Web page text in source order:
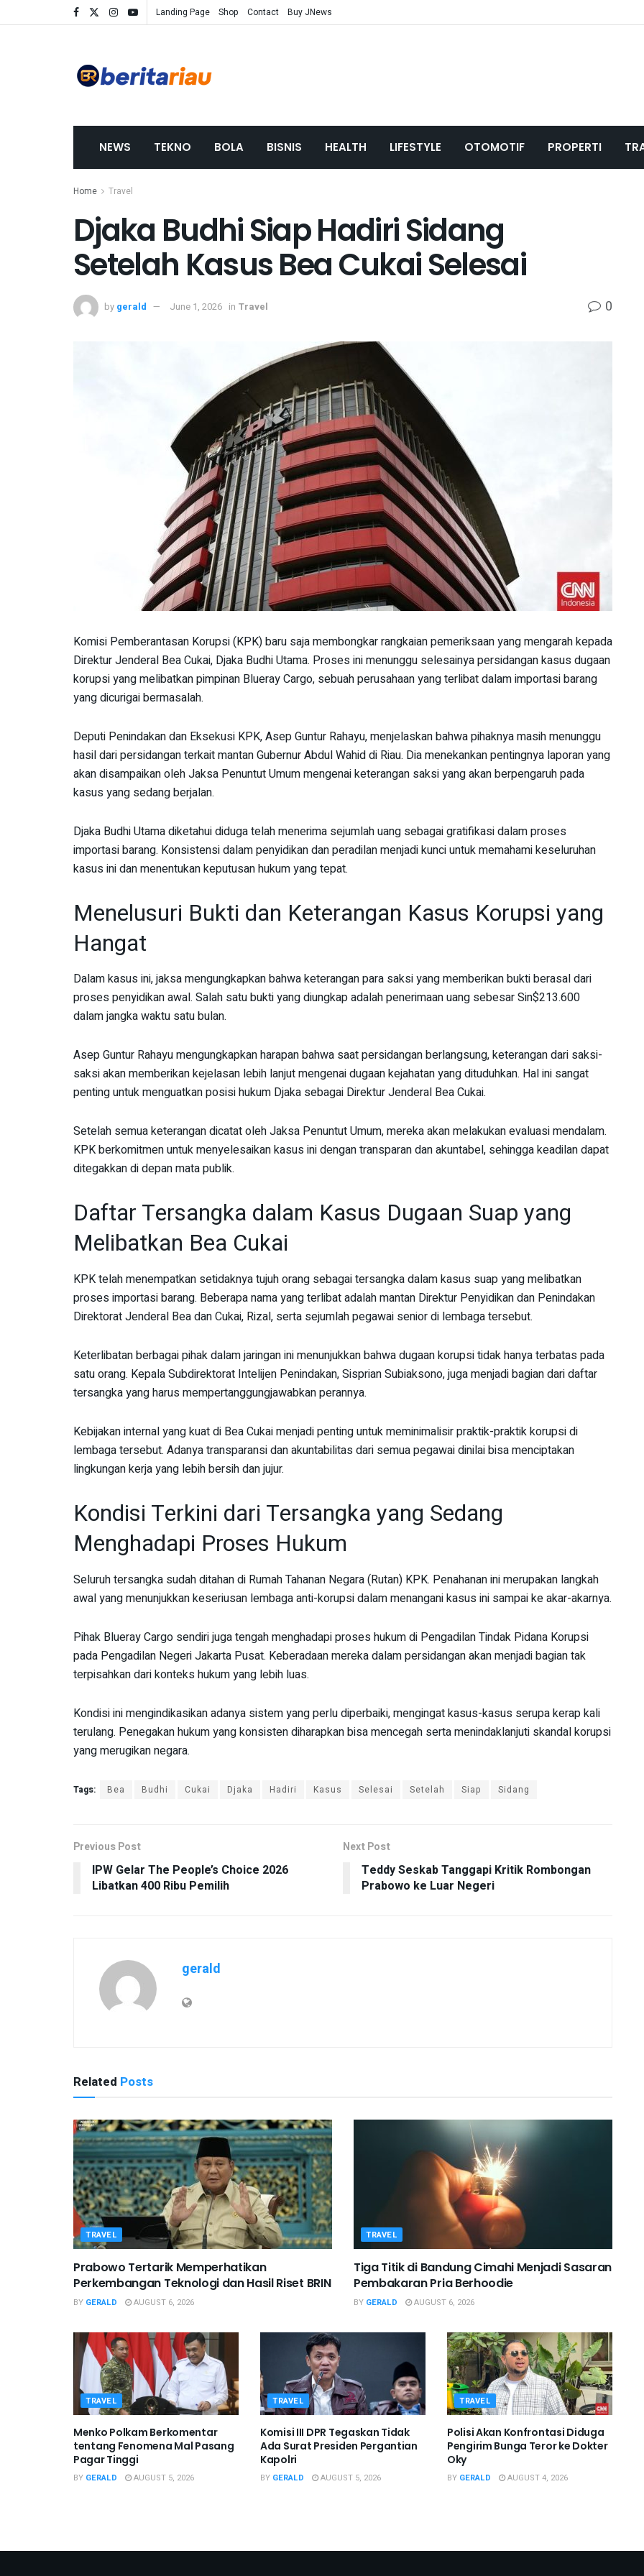
Landing Page Shop Contact Buy JNews
NEWS TEKNO BOLA BISNIS HEALTH LIFESTYLE OTOMOTIF PROPERTI
Home Travel
Djaka Budhi Siap Hadiri Sidang
Setelah Kasus Bea Cukai Selesai
by gerald June 1, 2026 in Travel 0
Komisi Pemberantasan Korupsi (KPK) baru saja membongkar rangkaian pemeriksaan yang mengarah kepada
Direktur Jenderal Bea Cukai, Djaka Budhi Utama. Proses ini menunggu selesainya persidangan kasus dugaan
korupsi yang melibatkan pimpinan Blueray Cargo, sebuah perusahaan yang terlibat dalam importasi barang
yang dicurigai bermasalah.
Deputi Penindakan dan Eksekusi KPK, Asep Guntur Rahayu, menjelaskan bahwa pihaknya masih menunggu
hasil dari persidangan terkait mantan Gubernur Abdul Wahid di Riau. Dia menekankan pentingnya laporan yang
akan disampaikan oleh Jaksa Penuntut Umum mengenai keterangan saksi yang akan berpengaruh pada
kasus yang sedang berjalan.
Djaka Budhi Utama diketahui diduga telah menerima sejumlah uang sebagai gratifikasi dalam proses
importasi barang. Konsistensi dalam penyidikan dan peradilan menjadi kunci untuk memahami keseluruhan
kasus ini dan menentukan keputusan hukum yang tepat.
Menelusuri Bukti dan Keterangan Kasus Korupsi yang
Hangat
Dalam kasus ini, jaksa mengungkapkan bahwa keterangan para saksi yang memberikan bukti berasal dari
proses penyidikan awal. Salah satu bukti yang diungkap adalah penerimaan uang sebesar Sin$213.600
dalam jangka waktu satu bulan.
Asep Guntur Rahayu mengungkapkan harapan bahwa saat persidangan berlangsung, keterangan dari saksi-
saksi akan memberikan kejelasan lebih lanjut mengenai dugaan kejahatan yang dituduhkan. Hal ini sangat
penting untuk menguatkan posisi hukum Djaka sebagai Direktur Jenderal Bea Cukai.
Setelah semua keterangan dicatat oleh Jaksa Penuntut Umum, mereka akan melakukan evaluasi mendalam.
KPK berkomitmen untuk menyelesaikan kasus ini dengan transparan dan akuntabel, sehingga keadilan dapat
ditegakkan di depan mata publik.
Daftar Tersangka dalam Kasus Dugaan Suap yang
Melibatkan Bea Cukai
KPK telah menempatkan setidaknya tujuh orang sebagai tersangka dalam kasus suap yang melibatkan
proses importasi barang. Beberapa nama yang terlibat adalah mantan Direktur Penyidikan dan Penindakan
Direktorat Jenderal Bea dan Cukai, Rizal, serta sejumlah pegawai senior di lembaga tersebut.
Keterlibatan berbagai pihak dalam jaringan ini menunjukkan bahwa dugaan korupsi tidak hanya terbatas pada
satu orang. Kepala Subdirektorat Intelijen Penindakan, Sisprian Subiaksono, juga menjadi bagian dari daftar
tersangka yang harus mempertanggungjawabkan perannya.
Kebijakan internal yang kuat di Bea Cukai menjadi penting untuk meminimalisir praktik-praktik korupsi di
lembaga tersebut. Adanya transparansi dan akuntabilitas dari semua pegawai dinilai bisa menciptakan
lingkungan kerja yang lebih bersih dan jujur.
Kondisi Terkini dari Tersangka yang Sedang
Menghadapi Proses Hukum
Seluruh tersangka sudah ditahan di Rumah Tahanan Negara (Rutan) KPK. Penahanan ini merupakan langkah
awal yang menunjukkan keseriusan lembaga anti-korupsi dalam menangani kasus ini sampai ke akar-akarnya.
Pihak Blueray Cargo sendiri juga tengah menghadapi proses hukum di Pengadilan Tindak Pidana Korupsi
pada Pengadilan Negeri Jakarta Pusat. Keberadaan mereka dalam persidangan akan menjadi bagian tak
terpisahkan dari konteks hukum yang lebih luas.
Kondisi ini mengindikasikan adanya sistem yang perlu diperbaiki, mengingat kasus-kasus serupa kerap kali
terulang. Penegakan hukum yang konsisten diharapkan bisa mencegah serta menindaklanjuti skandal korupsi
yang merugikan negara.
Tags: Bea Budhi Cukai Djaka Hadiri Kasus Selesai Setelah Siap Sidang
Previous Post
IPW Gelar The People’s Choice 2026
Libatkan 400 Ribu Pemilih
Next Post
Teddy Seskab Tanggapi Kritik Rombongan
Prabowo ke Luar Negeri
gerald
Related Posts
TRAVEL
Prabowo Tertarik Memperhatikan
Perkembangan Teknologi dan Hasil Riset BRIN
BY GERALD AUGUST 6, 2026
TRAVEL
Tiga Titik di Bandung Cimahi Menjadi Sasaran
Pembakaran Pria Berhoodie
BY GERALD AUGUST 6, 2026
TRAVEL
Menko Polkam Berkomentar
tentang Fenomena Mal Pasang
Pagar Tinggi
BY GERALD AUGUST 5, 2026
TRAVEL
Komisi III DPR Tegaskan Tidak
Ada Surat Presiden Pergantian
Kapolri
BY GERALD AUGUST 5, 2026
TRAVEL
Polisi Akan Konfrontasi Diduga
Pengirim Bunga Teror ke Dokter
Oky
BY GERALD AUGUST 4, 2026